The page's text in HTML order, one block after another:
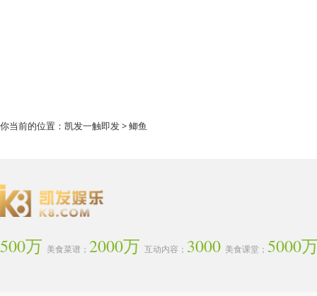
你当前的位置： 凯发一触即发> 鲫鱼
500万 美食菜谱； 2000万 互动内容； 3000 美食课堂； 5000